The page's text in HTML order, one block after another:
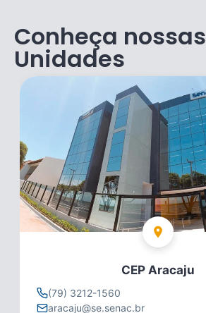
Conheça nossas
Unidades
CEP Aracaju
(79) 3212-1560
aracaju@se.senac.br